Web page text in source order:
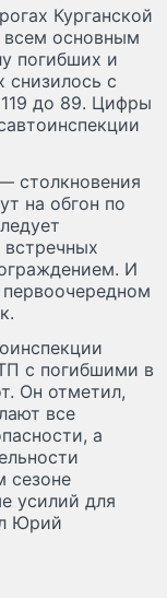
Курганской
всем основным
погибших и
снизилось с
до 89. Цифры
столкновения
на обгон по
И
с погибшими в
Он отметил,
все
а
сезоне
усилий для
Юрий